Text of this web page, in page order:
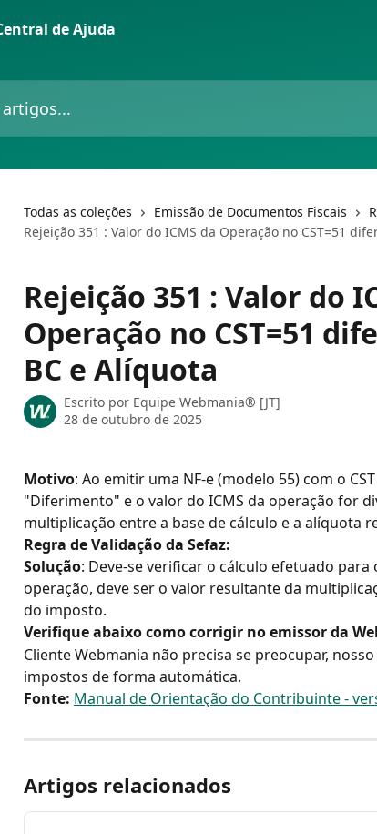
Todas as coleções Emissão de Documentos Fiscais
Rejeição 351 : Valor do ICMS da Operação no CST=51
Rejeição 351 : Valor do
Operação no CST=51
BC e Alíquota
Escrito por Equipe Webmania® [JT]
28 de outubro de 2025
Motivo: Ao emitir uma NF-e (modelo 55) com o
"Diferimento" e o valor do ICMS da operação for
multiplicação entre a base de cálculo e a alíquota
Regra de Validação da Sefaz:
Solução: Deve-se verificar o cálculo efetuado para
operação, deve ser o valor resultante da
do imposto.
Verifique abaixo como corrigir no emissor da
Cliente Webmania não precisa se preocupar,
impostos de forma automática.
Fonte: Manual de Orientação do Contribuinte -
Artigos relacionados